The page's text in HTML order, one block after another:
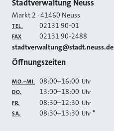
Kontakt
Stadtverwaltung Neuss
Markt 2 ·41460 Neuss
TEL. 02131 90-01
FAX 02131 90-2488
E-MAIL
stadtverwaltung@stadt.neuss.de
Öffnungszeiten
MO.–MI. 08:00–16:00 Uhr
DO. 13:00–18:00 Uhr
FR. 08:30–12:30 Uhr
SA. 08:30–13:30 Uhr *